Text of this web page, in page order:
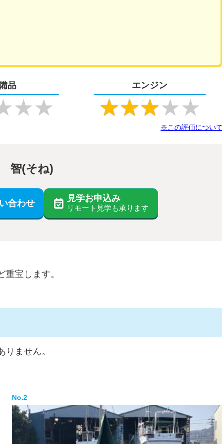
品
★★
エンジン
★★★★★
※この評価につい
智(そね)
合わせ 見学お申込み
リモート見学も承ります
宝します。
ません。
No.2